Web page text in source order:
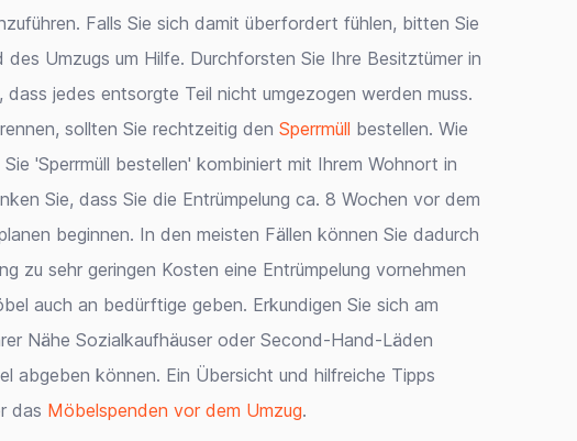
Falls Sie sich damit überfordert fühlen, bitten Sie
Umzugs um Hilfe. Durchforsten Sie Ihre Besitztümer in
dass jedes entsorgte Teil nicht umgezogen werden muss.
sollten Sie rechtzeitig den Sperrmüll bestellen. Wie
'Sperrmüll bestellen' kombiniert mit Ihrem Wohnort in
Sie, dass Sie die Entrümpelung ca. 8 Wochen vor dem
beginnen. In den meisten Fällen können Sie dadurch
zu sehr geringen Kosten eine Entrümpelung vornehmen
auch an bedürftige geben. Erkundigen Sie sich am
Nähe Sozialkaufhäuser oder Second-Hand-Läden
abgeben können. Ein Übersicht und hilfreiche Tipps
das Möbelspenden vor dem Umzug.